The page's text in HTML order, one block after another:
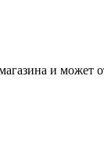
и может